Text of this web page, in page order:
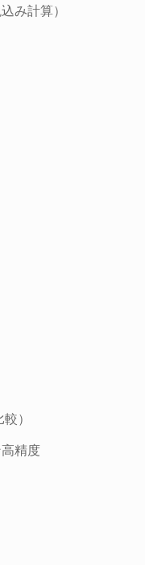
み計算）
）
精度